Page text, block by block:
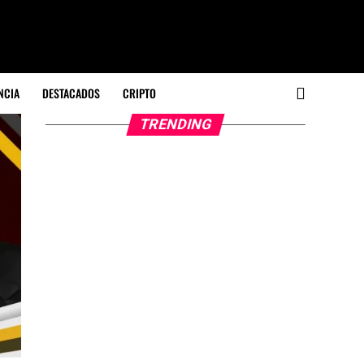
DESTACADOS CRIPTO
TRENDING